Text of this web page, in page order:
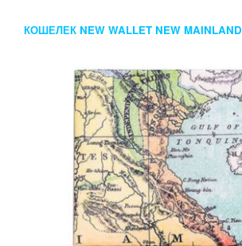
КОШЕЛЕК NEW WALLET NEW MAINLAND